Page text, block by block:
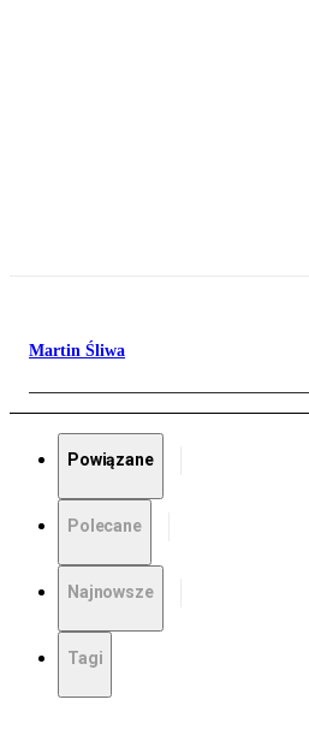
Martin Śliwa
Powiązane
Polecane
Najnowsze
Tagi